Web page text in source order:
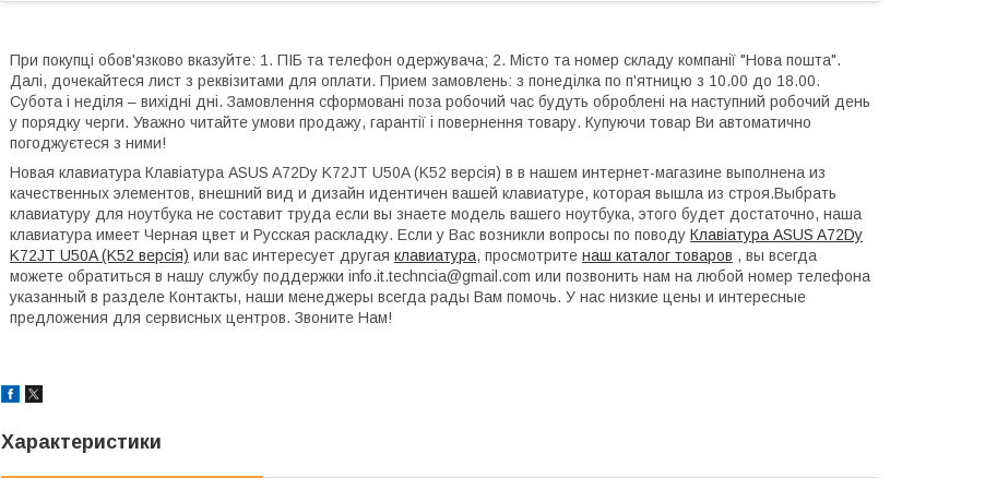
При покупці обов'язково вказуйте: 1. ПІБ та телефон одержувача; 2. Місто та номер складу компанії "Нова пошта".
Далі, дочекайтеся лист з реквізитами для оплати. Прием замовлень: з понеділка по п'ятницю з 10.00 до 18.00.
Субота і неділя – вихідні дні. Замовлення сформовані поза робочий час будуть оброблені на наступний робочий день
у порядку черги. Уважно читайте умови продажу, гарантії і повернення товару. Купуючи товар Ви автоматично
погоджуєтеся з ними!
Новая клавиатура Клавіатура ASUS A72Dy K72JT U50A (K52 версія) в в нашем интернет-магазине выполнена из
качественных элементов, внешний вид и дизайн идентичен вашей клавиатуре, которая вышла из строя.Выбрать
клавиатуру для ноутбука не составит труда если вы знаете модель вашего ноутбука, этого будет достаточно, наша
клавиатура имеет Черная цвет и Русская раскладку. Если у Вас возникли вопросы по поводу Клавіатура ASUS A72Dy
K72JT U50A (K52 версія) или вас интересует другая клавиатура, просмотрите наш каталог товаров , вы всегда
можете обратиться в нашу службу поддержки info.it.techncia@gmail.com или позвонить нам на любой номер телефона
указанный в разделе Контакты, наши менеджеры всегда рады Вам помочь. У нас низкие цены и интересные
предложения для сервисных центров. Звоните Нам!
Характеристики